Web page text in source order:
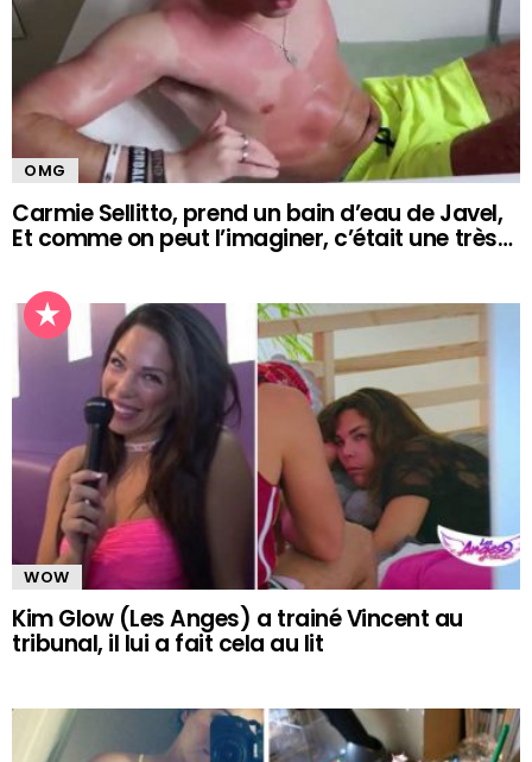
OMG
Carmie Sellitto, prend un bain d’eau de Javel,
Et comme on peut l’imaginer, c’était une très…
WOW
Kim Glow (Les Anges) a trainé Vincent au
tribunal, il lui a fait cela au lit